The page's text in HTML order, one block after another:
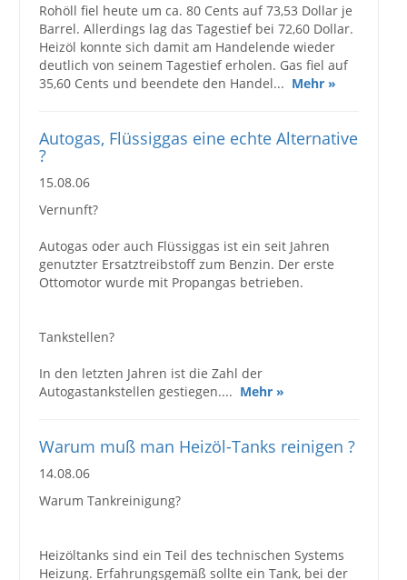
Rohöll fiel heute um ca. 80 Cents auf 73,53 Dollar je
Barrel. Allerdings lag das Tagestief bei 72,60 Dollar.
Heizöl konnte sich damit am Handelende wieder
deutlich von seinem Tagestief erholen. Gas fiel auf
35,60 Cents und beendete den Handel... Mehr »
Autogas, Flüssiggas eine echte Alternative
?
15.08.06
Vernunft?
Autogas oder auch Flüssiggas ist ein seit Jahren
genutzter Ersatztreibstoff zum Benzin. Der erste
Ottomotor wurde mit Propangas betrieben.
Tankstellen?
In den letzten Jahren ist die Zahl der
Autogastankstellen gestiegen.... Mehr »
Warum muß man Heizöl-Tanks reinigen ?
14.08.06
Warum Tankreinigung?
Heizöltanks sind ein Teil des technischen Systems
Heizung. Erfahrungsgemäß sollte ein Tank, bei der